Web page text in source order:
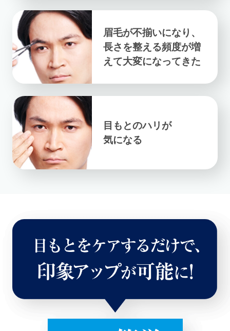
眉毛が不揃いになり、
長さを整える頻度が増
えて大変になってきた
目もとのハリが
気になる